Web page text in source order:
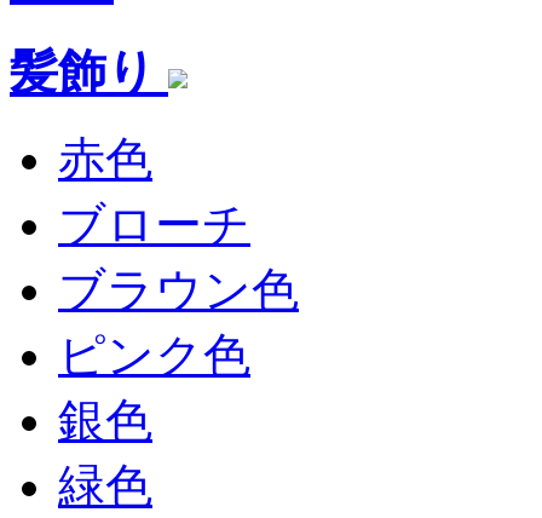
髪飾り
赤色
ブローチ
ブラウン色
ピンク色
銀色
緑色